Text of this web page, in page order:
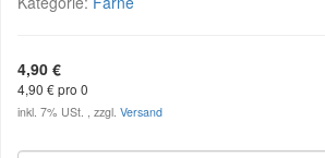
4,90 €
4,90 € pro 0
inkl. 7% USt. , zzgl. Versand